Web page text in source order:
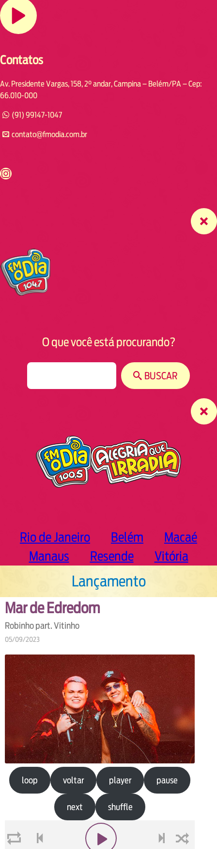
Contatos
Av. Presidente Vargas, 158, 2° andar, Campina – Belém/PA – Cep:
66.010-000
(91) 99147-1047
contato@fmodia.com.br
https://www.instagram.com/fmodia.cabofrio/
O que você está procurando?
BUSCAR
Rio de Janeiro Belém
Macaé
Manaus
Resende Vitória
Lançamento
Mar de Edredom
Robinho part. Vitinho
05/09/2023
loop voltar player pause
next shuffle